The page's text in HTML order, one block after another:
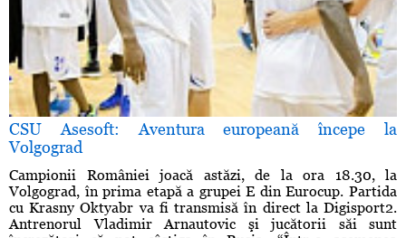
CSU Asesoft: Aventura europeană începe la
Volgograd
Campionii României joacă astăzi, de la ora 18.30, la
Volgograd, în prima etapă a grupei E din Eurocup. Partida
cu Krasny Oktyabr va fi transmisă în direct la Digisport2.
Antrenorul Vladimir Arnautovic şi jucătorii săi sunt